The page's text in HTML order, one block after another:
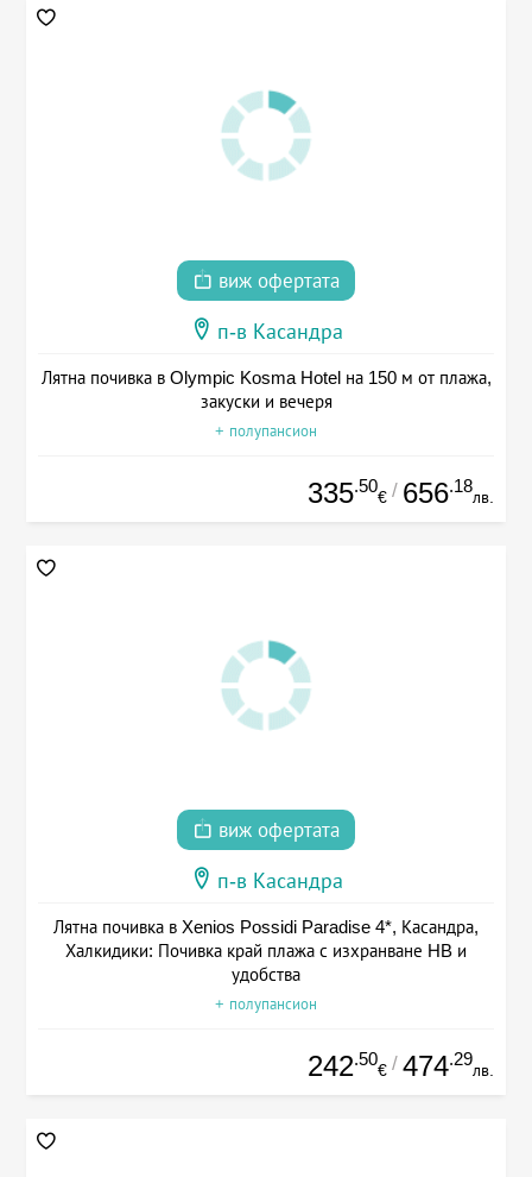
виж офертата
п-в Касандра
Лятна почивка в Olympic Kosma Hotel на 150 м от плажа,
закуски и вечеря
+ полупансион
335.50
€ / 656.18
лв.
виж офертата
п-в Касандра
Лятна почивка в Xenios Possidi Paradise 4*, Касандра,
Халкидики: Почивка край плажа с изхранване HB и
удобства
+ полупансион
242.50
€ / 474.29
лв.